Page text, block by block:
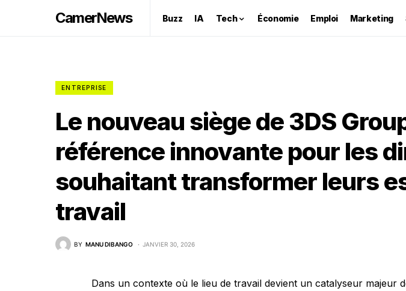
CamerNews Buzz IA Tech Économie Emploi Marketing
ENTREPRISE
Le nouveau siège de 3DS
référence innovante pour les
souhaitant transformer leurs
travail
BY MANU DIBANGO JANVIER 30, 2026
Dans un contexte où le lieu de travail devient un catalyseur majeur